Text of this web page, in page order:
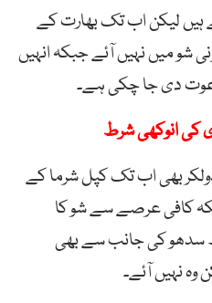
لیکن اب تک بھارت کے
شو میں نہیں آئے جبکہ انہیں
دی جا چکی ہے۔
کی انوکھی شرط
بھی اب تک کپل شرما کے
کافی عرصے سے شو کا
سدھو کی جانب سے بھی
وہ نہیں آئے۔